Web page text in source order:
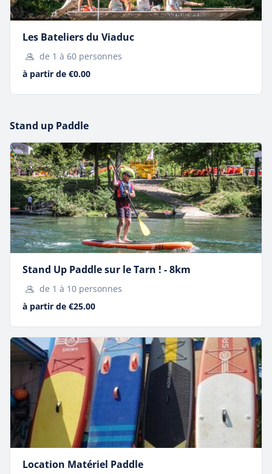
Survolez les paysages et ressentez une sensation de liberté
incomparable.
6
bateliers passionnés
personnes en barque en
2025
6
mois d'ouverture
annuelle
1
site classé Les Plus
Beaux Villages de
France : Peyre
Les Bateliers du Viaduc
de 1 à 60 personnes
à partir de €0.00
Stand up Paddle
Stand Up Paddle sur le Tarn ! - 8km
de 1 à 10 personnes
à partir de €25.00
Location Matériel Paddle